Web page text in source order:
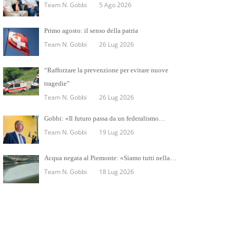
Team N. Gobbi 5 Ago 2026
Primo agosto: il senso della patria
Team N. Gobbi 26 Lug 2026
“Rafforzare la prevenzione per evitare nuove
tragedie”
Team N. Gobbi 26 Lug 2026
Gobbi: «Il futuro passa da un federalismo…
Team N. Gobbi 19 Lug 2026
Acqua negata al Piemonte: «Siamo tutti nella…
Team N. Gobbi 18 Lug 2026